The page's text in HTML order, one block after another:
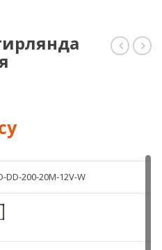
DD-200-20M-12V-W